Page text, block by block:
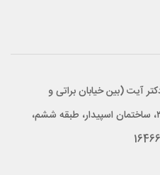
آیت (بین خیابان براتی و
خیابان قاسم زاده)، پلاک ۳۵۰، ساختمان اسپیدار، طبقه ششم،